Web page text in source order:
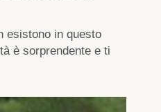
esistono in questo
è sorprendente e ti